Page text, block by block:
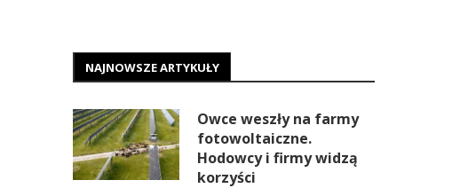
NAJNOWSZE ARTYKUŁY
Owce weszły na farmy
fotowoltaiczne.
Hodowcy i firmy widzą
korzyści